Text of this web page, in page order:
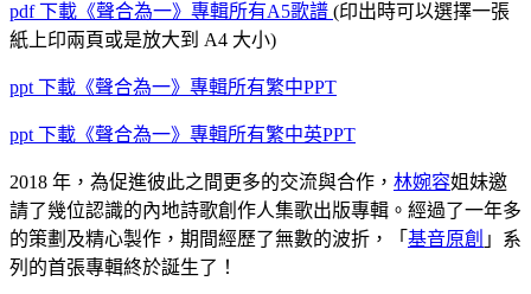
pdf下載《聲合為一》專輯所有A5歌譜 (印出時可以選擇一張
紙上印兩頁或是放大到 A4 大小)
ppt 下載《聲合為一》專輯所有繁中PPT
ppt 下載《聲合為一》專輯所有繁中英PPT
2018 年，為促進彼此之間更多的交流與合作， 林婉容姐妹邀
請了幾位認識的內地詩歌創作人集歌出版專輯。經過了一年多
的策劃及精心製作，期間經歷了無數的波折，「 基音原創 」系
列的首張專輯終於誕生了！